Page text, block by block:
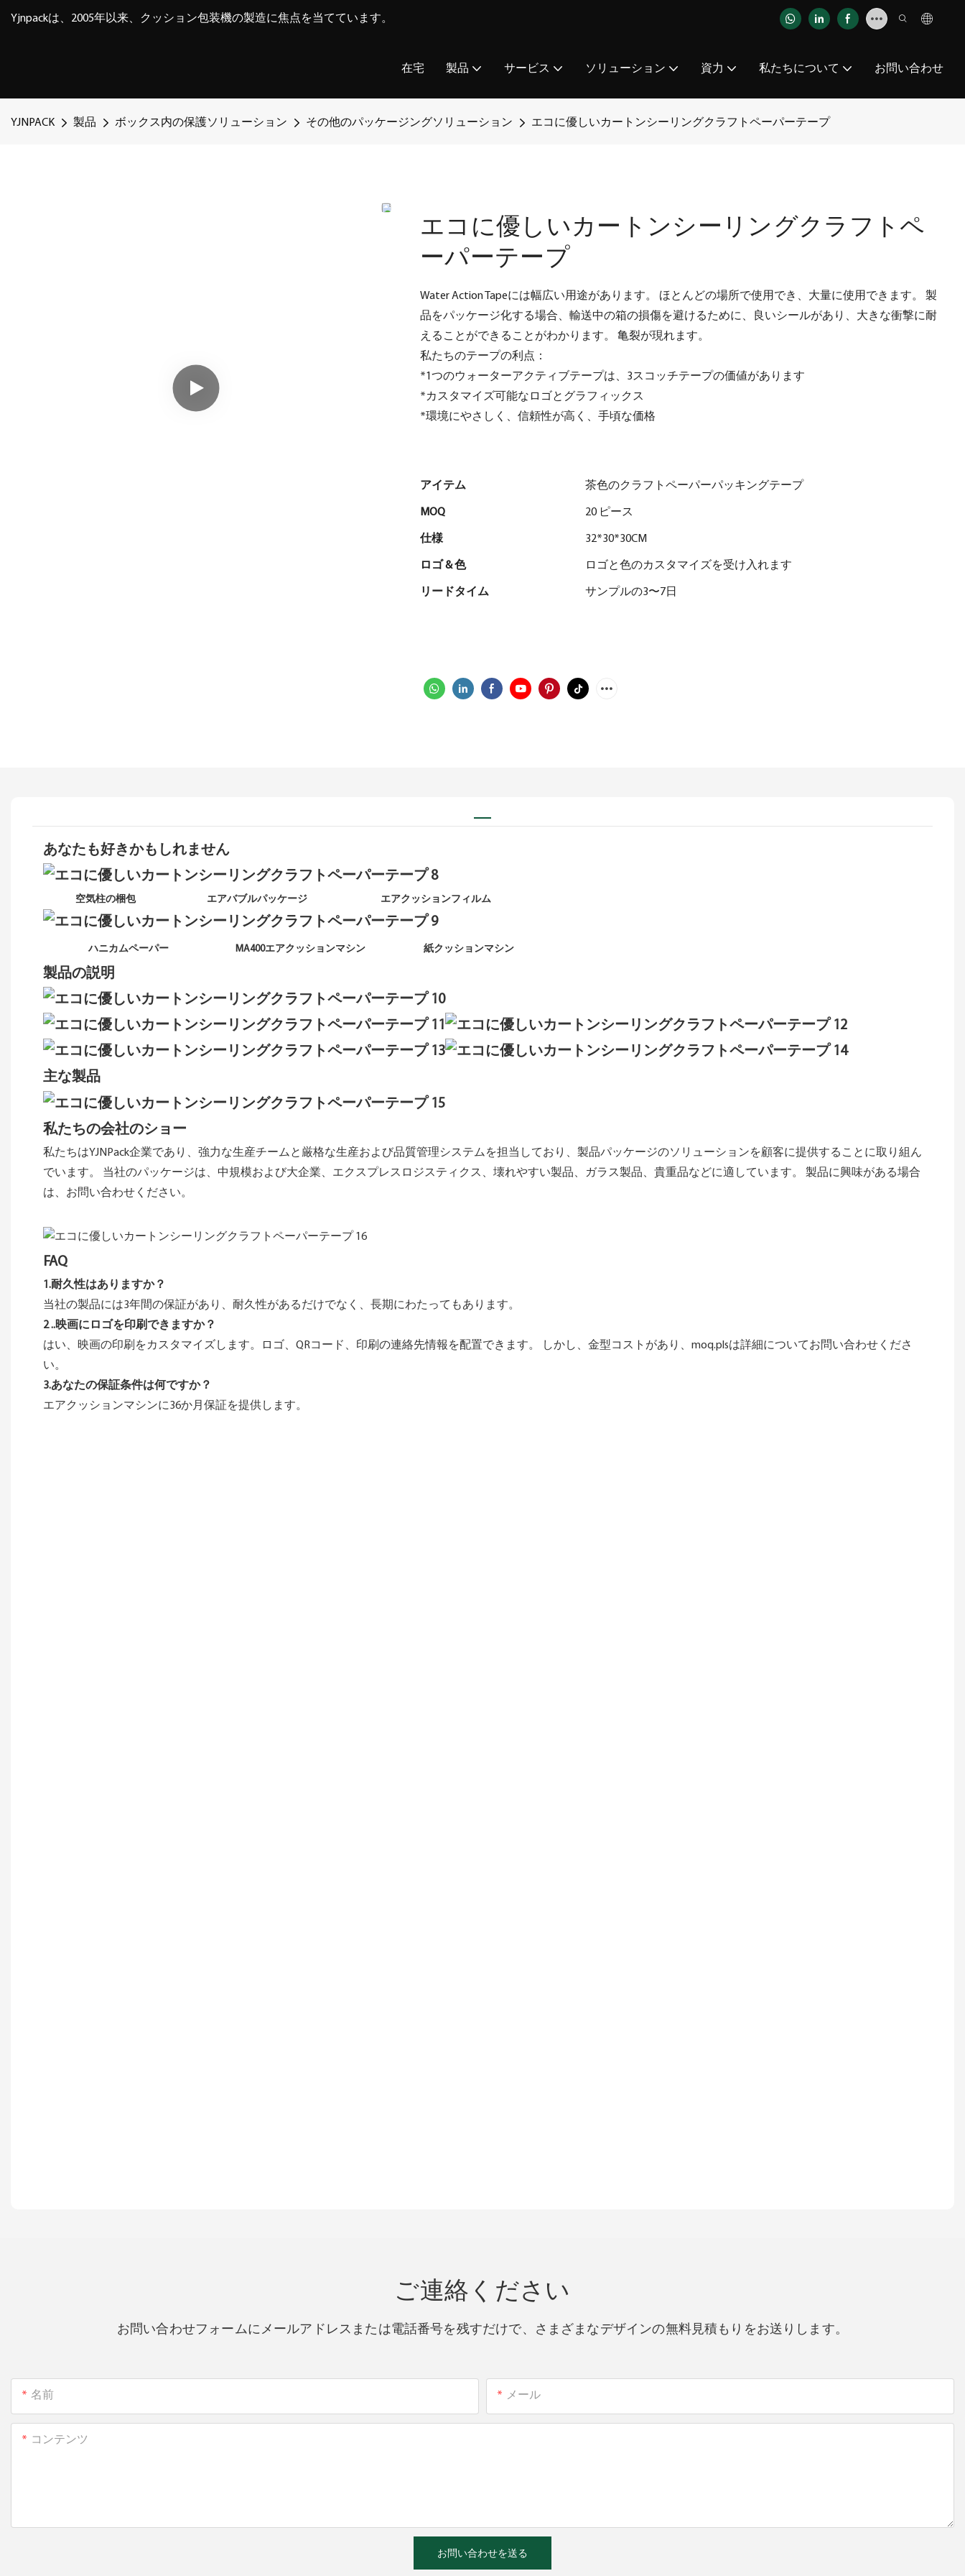
Yjnpackは、2005年以来、クッション包装機の製造に焦点を当てています。
在宅 製品 サービス ソリューション 資力 私たちについて お問い合わせ
YJNPACK 製品 ボックス内の保護ソリューション その他のパッケージングソリューション エコに優しいカートンシーリングクラフトペーパーテープ
エコに優しいカートンシーリングクラフトペ
ーパーテープ
Water Action Tapeには幅広い用途があります。 ほとんどの場所で使用でき、大量に使用できます。 製
品をパッケージ化する場合、輸送中の箱の損傷を避けるために、良いシールがあり、大きな衝撃に耐
えることができることがわかります。 亀裂が現れます。
私たちのテープの利点：
*1つのウォーターアクティブテープは、3スコッチテープの価値があります
*カスタマイズ可能なロゴとグラフィックス
*環境にやさしく、信頼性が高く、手頃な価格
アイテム 茶色のクラフトペーパーパッキングテープ
MOQ 20 ピース
仕様 32*30*30CM
ロゴ & 色 ロゴと色のカスタマイズを受け入れます
リードタイム サンプルの3〜7日
あなたも好きかもしれません
空気柱の梱包 エアバブルパッケージ エアクッションフィルム
ハニカムペーパー MA400エアクッションマシン 紙クッションマシン
製品の説明
主な製品
私たちの会社のショー
私たちはYJNPack企業であり、強力な生産チームと厳格な生産および品質管理システムを担当しており、製品パッケージのソリューションを顧客に提供することに取り組ん
でいます。 当社のパッケージは、中規模および大企業、エクスプレスロジスティクス、壊れやすい製品、ガラス製品、貴重品などに適しています。 製品に興味がある場合
は、お問い合わせください。
FAQ
1.耐久性はありますか？
当社の製品には3年間の保証があり、耐久性があるだけでなく、長期にわたってもあります。
2 ..映画にロゴを印刷できますか？
はい、映画の印刷をカスタマイズします。ロゴ、QRコード、印刷の連絡先情報を配置できます。 しかし、金型コストがあり、moq.plsは詳細についてお問い合わせくださ
い。
3.あなたの保証条件は何ですか？
エアクッションマシンに36か月保証を提供します。
ご連絡ください
お問い合わせフォームにメールアドレスまたは電話番号を残すだけで、さまざまなデザインの無料見積もりをお送りします。
名前 メール
コンテンツ
お問い合わせを送る